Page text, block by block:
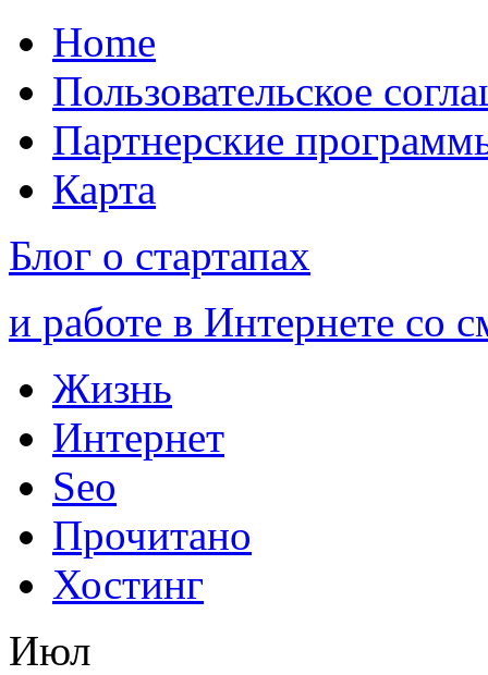
Home
Пользовательское
Партнерские
Карта
Блог о стартапах
и работе в Интернете со
Жизнь
Интернет
Seo
Прочитано
Хостинг
Июл